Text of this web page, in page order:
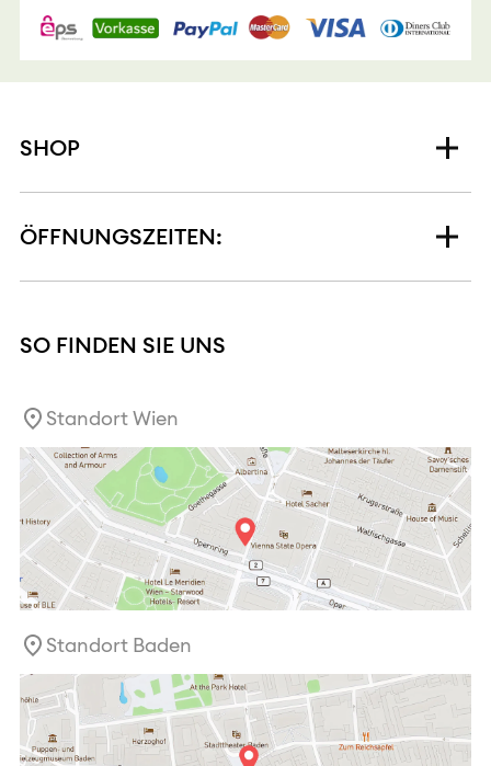
SHOP
ÖFFNUNGSZEITEN:
SO FINDEN SIE UNS
Standort Wien
Standort Baden